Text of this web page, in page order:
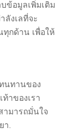
ข้อมูลเพิ่มเติม
ลังเลที่จะ
ทุกด้าน เพื่อให้
นทานของ
าของเรา
มารถมั่นใจ
า.